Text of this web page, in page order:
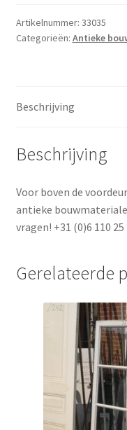
Artikelnummer: 33035
Categorieën: Antieke
Beschrijving
Beschrijving
Voor boven de
antieke
vragen! +31 (0)6 110 25
Gerelateerde